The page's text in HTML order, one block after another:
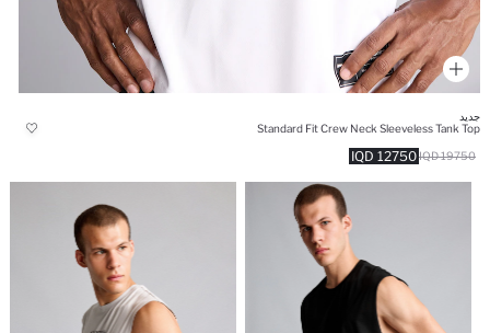
جديد
Standard Fit Crew Neck Sleeveless Tank Top
12750 IQD 19750 IQD